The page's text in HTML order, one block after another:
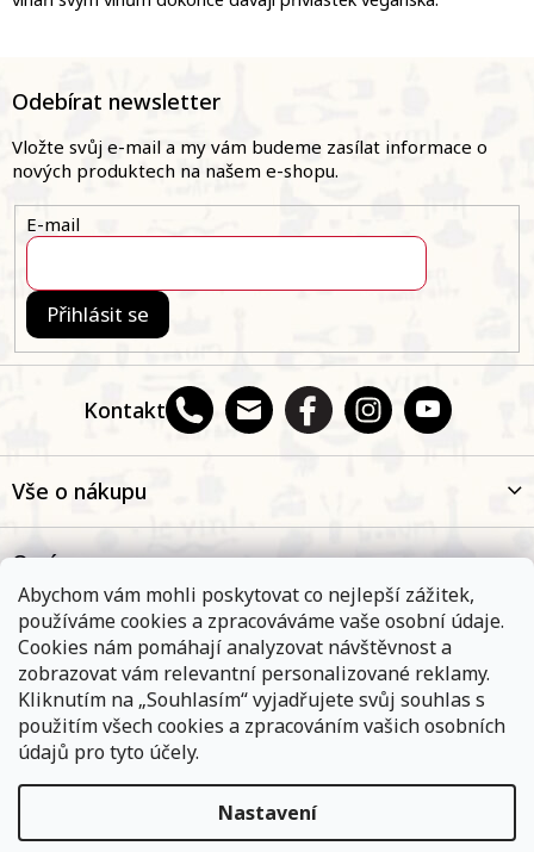
Abychom vám mohli poskytovat co nejlepší zážitek,
používáme cookies a zpracováváme vaše osobní údaje.
Cookies nám pomáhají analyzovat návštěvnost a
zobrazovat vám relevantní personalizované reklamy.
Kliknutím na „Souhlasím“ vyjadřujete svůj souhlas s
použitím všech cookies a zpracováním vašich osobních
údajů pro tyto účely.
Nastavení
Objednávky, které přijmeme a jsou uhrazeny do 11,00 hodin
expedujeme ještě v ten samý den. Vyčkejte prosím na
í
v
ý
i
s
a
Kontakt
Odebírat newsletter
Vložte svůj e-mail a my vám budeme zasílat informace o
nových produktech na našem e-shopu.
E-mail
Přihlásit se
Vše o nákupu
O nás
Oblíbené kategorie
Kontakt